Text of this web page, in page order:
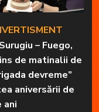
– Fuego,
de matinalii de
devreme”
aniversării de
ani